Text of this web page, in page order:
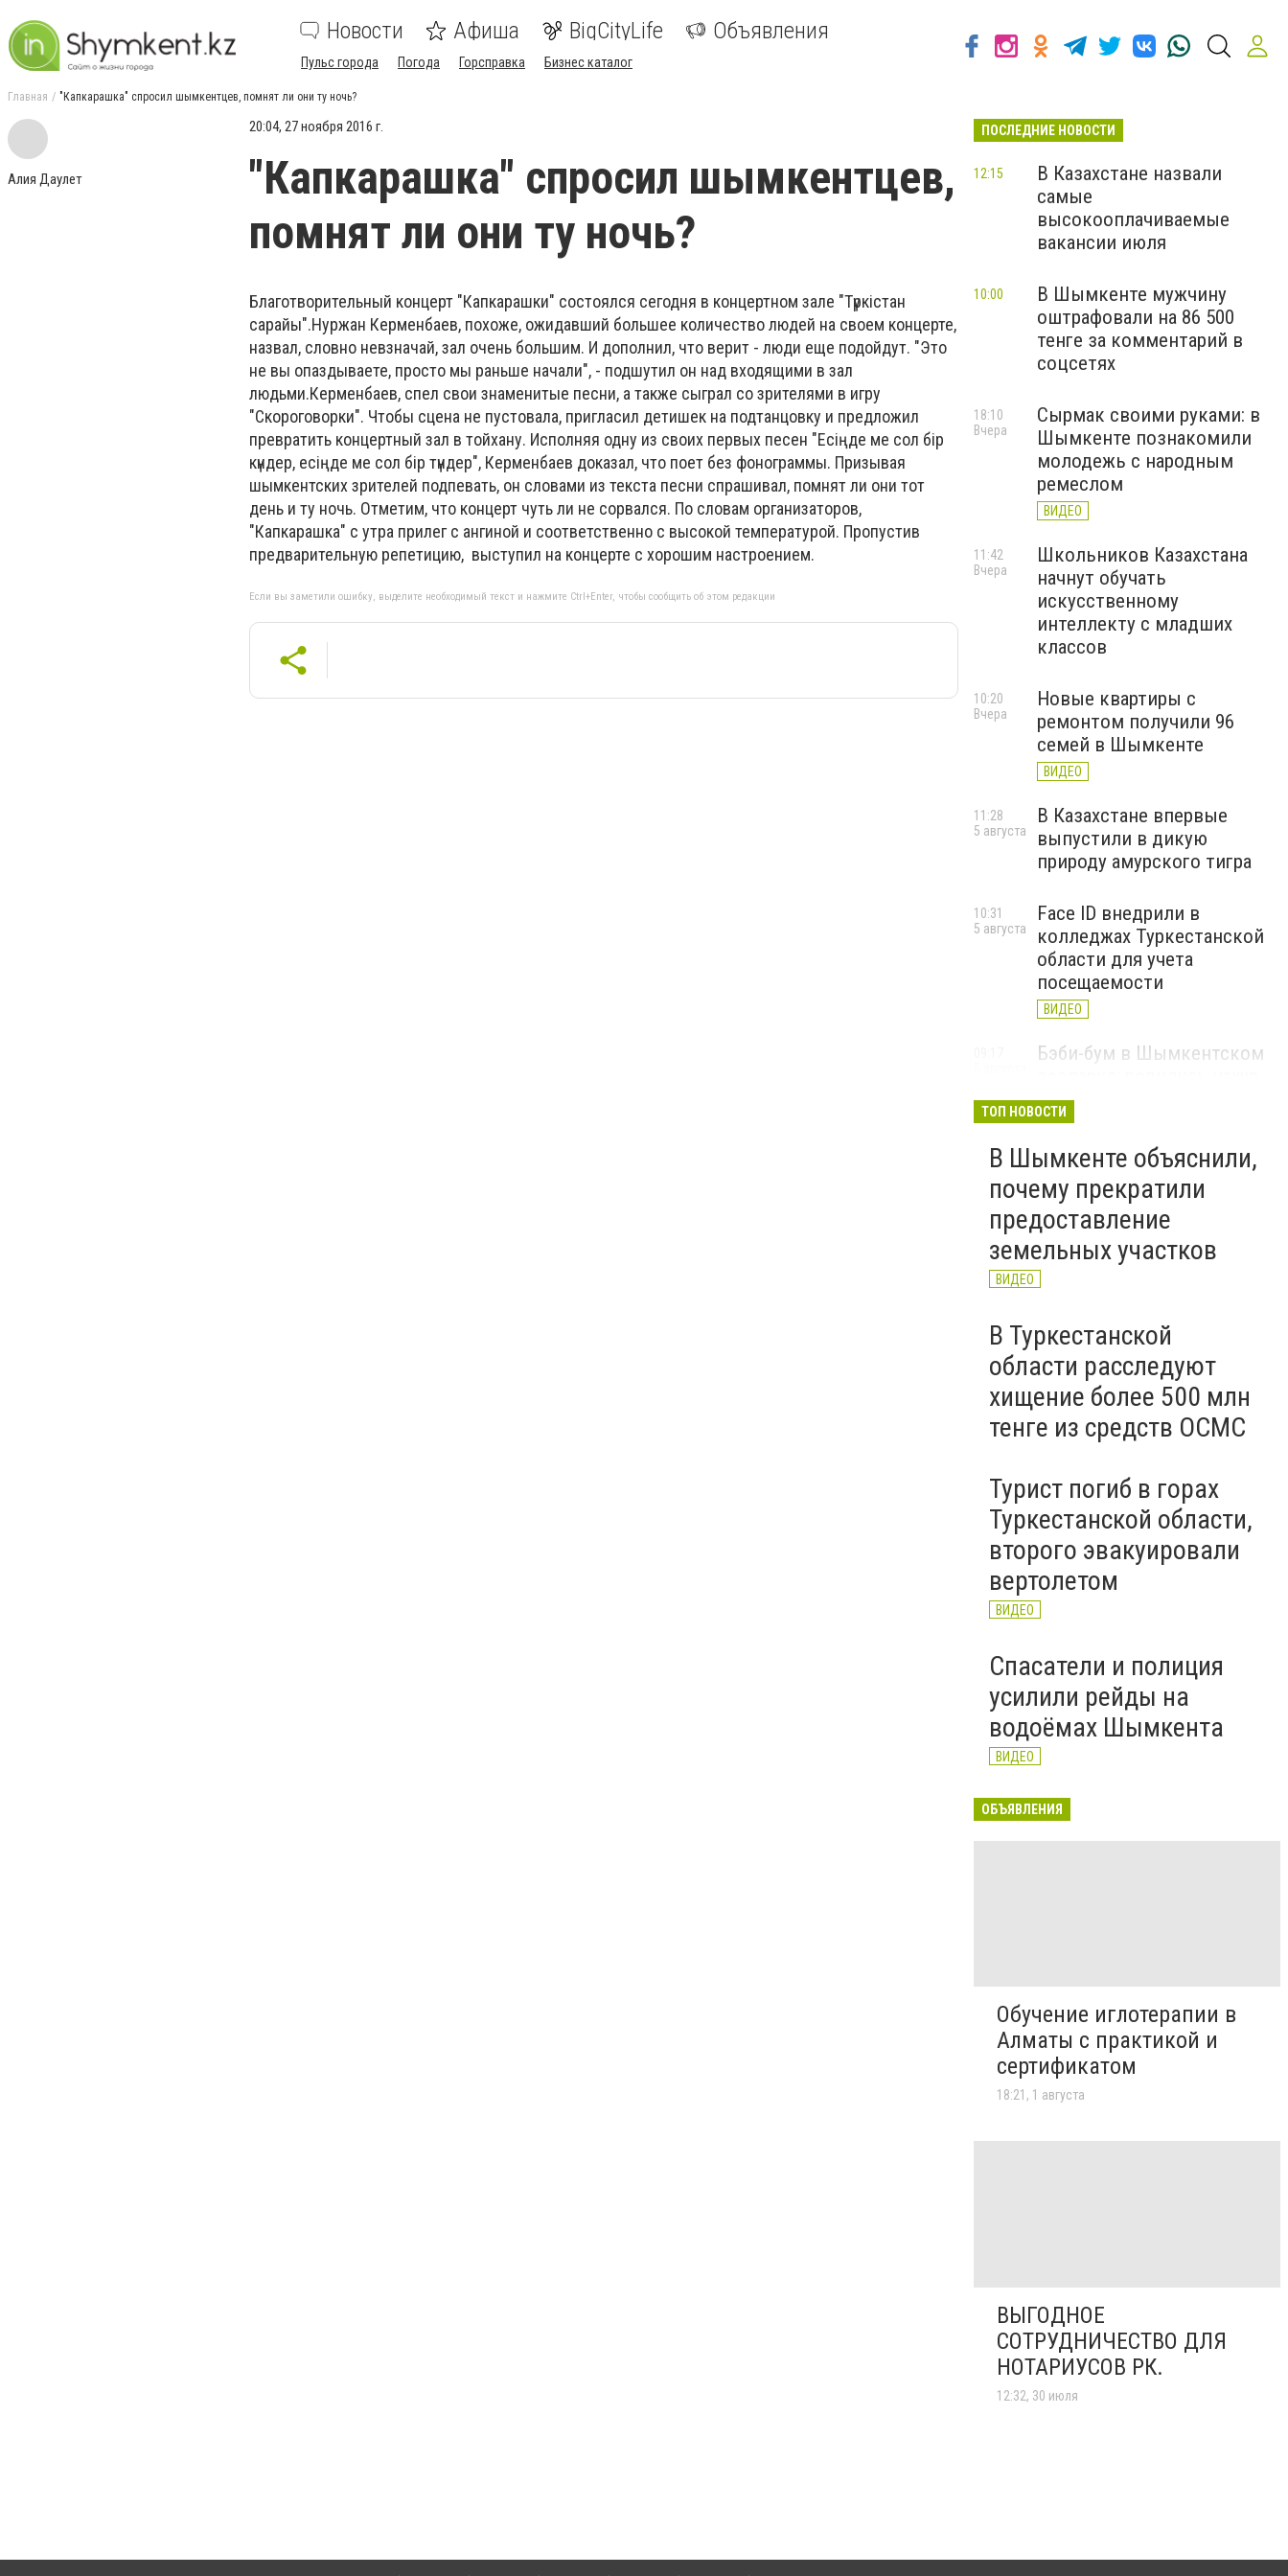
Новости Афиша BigCityLife Объявления
Пульс города Погода Горсправка Бизнес каталог
Главная "Капкарашка" спросил шымкентцев, помнят ли они ту ночь?
Алия Даулет
20:04, 27 ноября 2016 г.
"Капкарашка" спросил шымкентцев,
помнят ли они ту ночь?
Благотворительный концерт "Капкарашки" состоялся сегодня в концертном зале "Түркістан
сарайы".Нуржан Керменбаев, похоже, ожидавший большее количество людей на своем концерте,
назвал, словно невзначай, зал очень большим. И дополнил, что верит - люди еще подойдут. "Это
не вы опаздываете, просто мы раньше начали", - подшутил он над входящими в зал
людьми.Керменбаев, спел свои знаменитые песни, а также сыграл со зрителями в игру
"Скороговорки". Чтобы сцена не пустовала, пригласил детишек на подтанцовку и предложил
превратить концертный зал в тойхану. Исполняя одну из своих первых песен "Есіңде ме сол бір
күндер, есіңде ме сол бір түндер", Керменбаев доказал, что поет без фонограммы. Призывая
шымкентских зрителей подпевать, он словами из текста песни спрашивал, помнят ли они тот
день и ту ночь. Отметим, что концерт чуть ли не сорвался. По словам организаторов,
"Капкарашка" с утра прилег с ангиной и соответственно с высокой температурой. Пропустив
предварительную репетицию, выступил на концерте с хорошим настроением.
Если вы заметили ошибку, выделите необходимый текст и нажмите Ctrl+Enter, чтобы сообщить об этом редакции
ПОСЛЕДНИЕ НОВОСТИ
В Казахстане назвали
самые
высокооплачиваемые
вакансии июля
12:15
В Шымкенте мужчину
оштрафовали на 86 500
тенге за комментарий в
соцсетях
10:00
Сырмак своими руками: в
Шымкенте познакомили
молодежь с народным
ремеслом
ВИДЕО
18:10
Вчера
Школьников Казахстана
начнут обучать
искусственному
интеллекту с младших
классов
11:42
Вчера
Новые квартиры с
ремонтом получили 96
семей в Шымкенте
ВИДЕО
10:20
Вчера
В Казахстане впервые
выпустили в дикую
природу амурского тигра
11:28
5 августа
Face ID внедрили в
колледжах Туркестанской
области для учета
посещаемости
ВИДЕО
10:31
5 августа
Бэби-бум в Шымкентском
хамелеоны и другие редкие
животные
ТОП НОВОСТИ
В Шымкенте объяснили,
почему прекратили
предоставление
земельных участков
ВИДЕО
В Туркестанской
области расследуют
хищение более 500 млн
тенге из средств ОСМС
Турист погиб в горах
Туркестанской области,
второго эвакуировали
вертолетом
ВИДЕО
Спасатели и полиция
усилили рейды на
водоёмах Шымкента
ВИДЕО
ОБЪЯВЛЕНИЯ
Обучение иглотерапии в
Алматы с практикой и
сертификатом
18:21, 1 августа
ВЫГОДНОЕ
СОТРУДНИЧЕСТВО ДЛЯ
НОТАРИУСОВ РК.
12:32, 30 июля